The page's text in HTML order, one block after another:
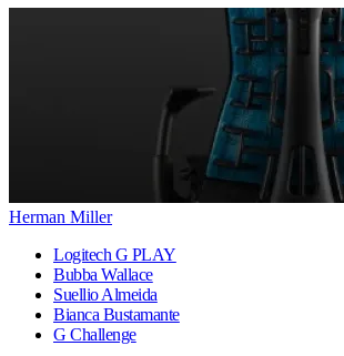
Herman Miller
Logitech G PLAY
Bubba Wallace
Suellio Almeida
Bianca Bustamante
G Challenge